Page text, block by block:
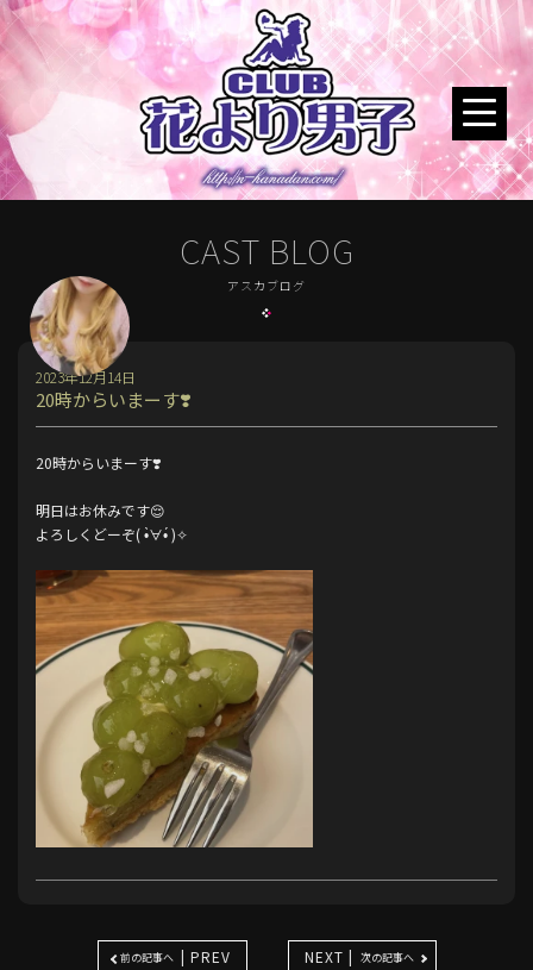
CAST BLOG
アスカブログ
20時からいまーす❣️
2023年12月14日
20時からいまーす❣️
明日はお休みです😌
よろしくどーぞ( •̀∀︎•́ )✧︎
前の記事へ | PREV NEXT | 次の記事へ